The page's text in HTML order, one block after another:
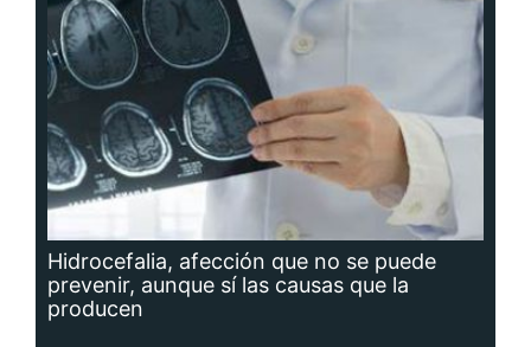
Hidrocefalia, afección que no se puede
prevenir, aunque sí las causas que la
producen